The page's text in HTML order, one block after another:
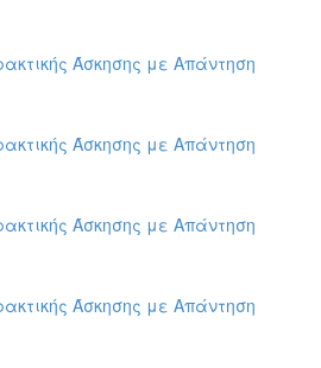
Άσκησης με Απάντηση
Άσκησης με Απάντηση
Άσκησης με Απάντηση
Άσκησης με Απάντηση